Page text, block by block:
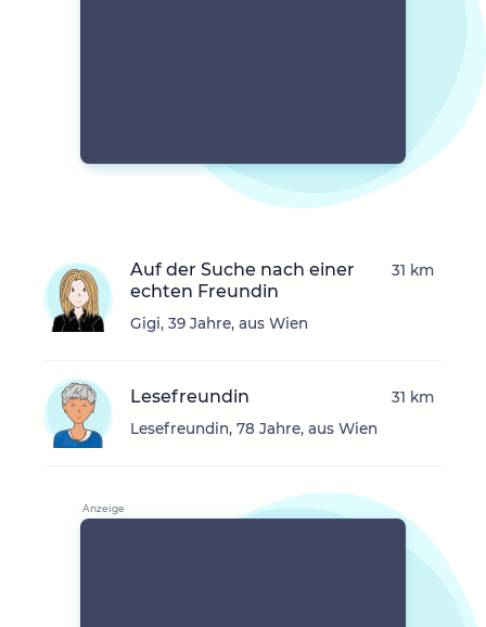
Auf der Suche nach einer
echten Freundin
Gigi, 39 Jahre, aus Wien
31 km
Lesefreundin
Lesefreundin, 78 Jahre, aus Wien
31 km